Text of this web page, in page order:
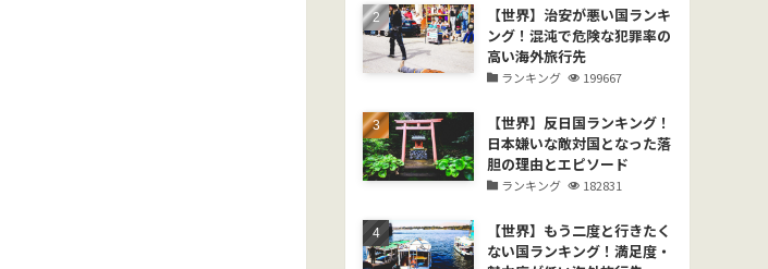
【世界】治安が悪い国ランキ
ング！混沌で危険な犯罪率の
高い海外旅行先
ランキング 199667
【世界】反日国ランキング！
日本嫌いな敵対国となった落
胆の理由とエピソード
ランキング 182831
【世界】もう二度と行きたく
ない国ランキング！満足度・